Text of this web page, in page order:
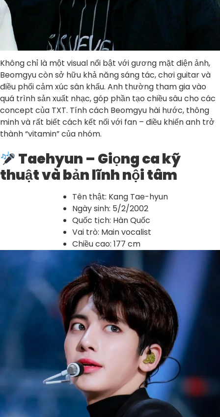
Không chỉ là một visual nổi bật với gương mặt điện ảnh,
Beomgyu còn sở hữu khả năng sáng tác, chơi guitar và
điều phối cảm xúc sân khấu. Anh thường tham gia vào
quá trình sản xuất nhạc, góp phần tạo chiều sâu cho các
concept của TXT. Tính cách Beomgyu hài hước, thông
minh và rất biết cách kết nối với fan – điều khiến anh trở
thành “vitamin” của nhóm.
Taehyun – Giọng ca kỹ
thuật và bản lĩnh nội tâm
Tên thật: Kang Tae-hyun
Ngày sinh: 5/2/2002
Quốc tịch: Hàn Quốc
Vai trò: Main vocalist
Chiều cao: 177 cm